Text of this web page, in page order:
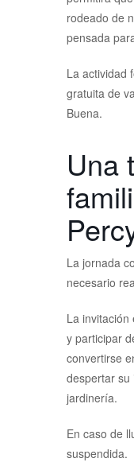
rodeado de
pensada
La actividad
gratuita de
Buena.
Una
La jornada
necesario
La invitación
y participar
convertirse
despertar su
jardinería.
En caso de
suspendida.